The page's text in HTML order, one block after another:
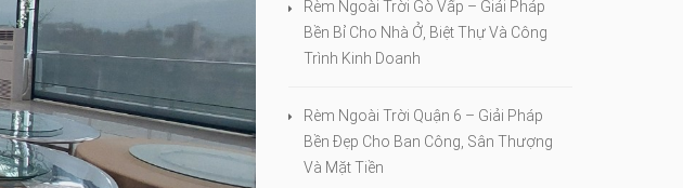
Rèm Ngoài Trời Gò Vấp – Giải Pháp
Bền Bỉ Cho Nhà Ở, Biệt Thự Và Công
Trình Kinh Doanh
Rèm Ngoài Trời Quận 6 – Giải Pháp
Bền Đẹp Cho Ban Công, Sân Thượng
Và Mặt Tiền